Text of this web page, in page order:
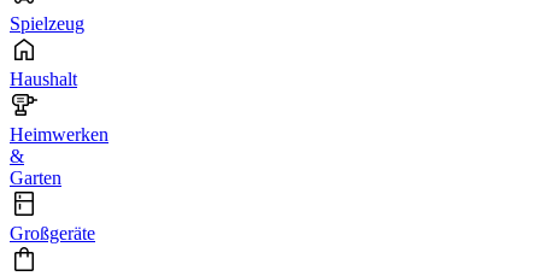
Spielzeug
Haushalt
Heimwerken
&
Garten
Großgeräte